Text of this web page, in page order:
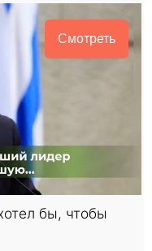
Смотреть
бы, чтобы